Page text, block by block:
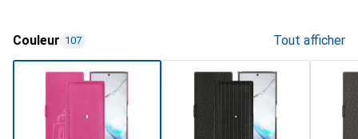
Couleur 107 Tout afficher